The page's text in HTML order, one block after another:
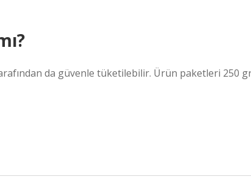
da güvenle tüketilebilir. Ürün paketleri 250